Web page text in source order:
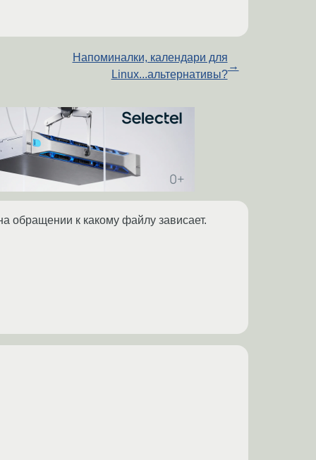
Напоминалки, календари для
Linux...альтернативы?
→
обращении к какому файлу зависает.